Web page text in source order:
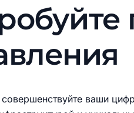
совершенствуйте ваши